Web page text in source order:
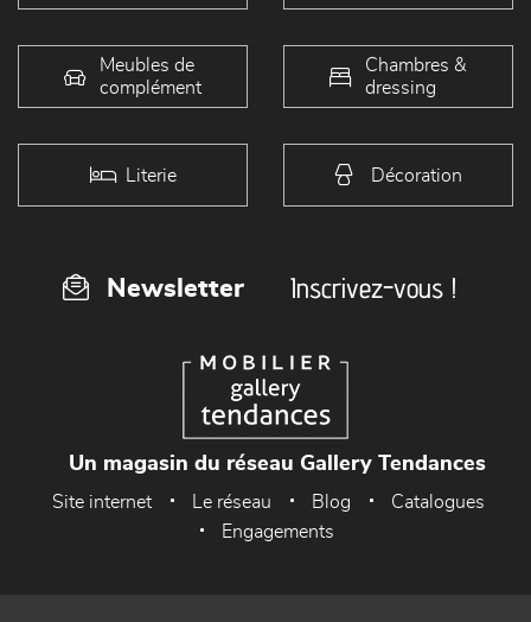
Meubles de
complément
Chambres &
dressing
Literie Décoration
Newsletter Inscrivez-vous !
Un magasin du réseau Gallery Tendances
Site internet Le réseau Blog
Catalogues
Engagements